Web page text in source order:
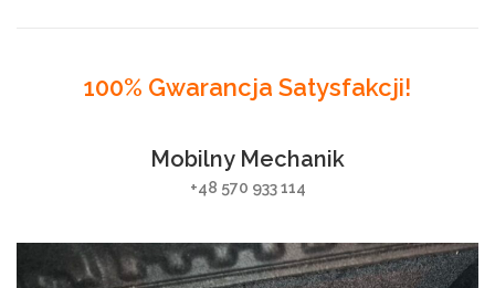
100% Gwarancja Satysfakcji!
Mobilny Mechanik
+48 570 933 114